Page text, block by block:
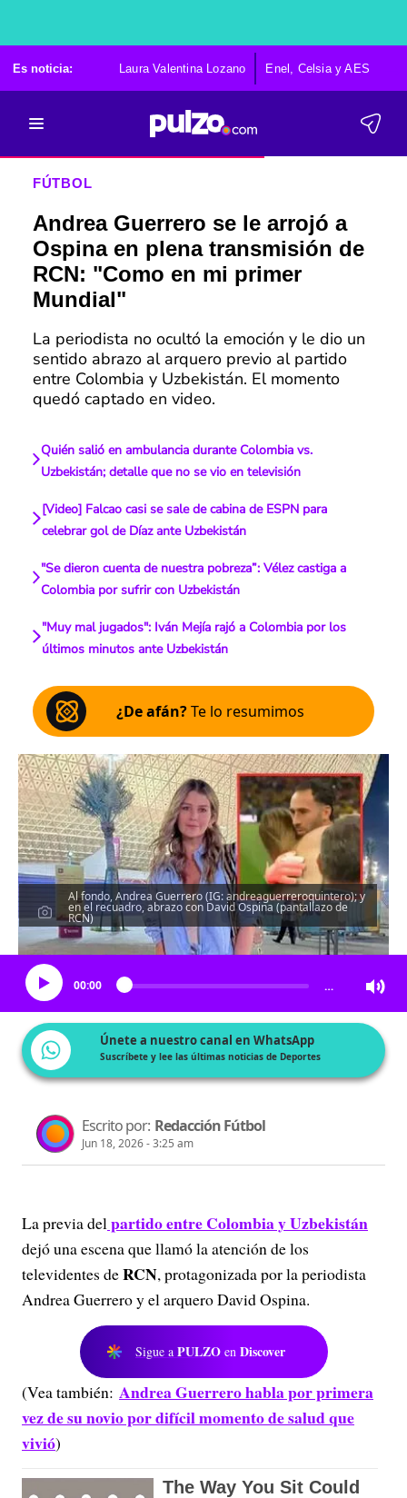
Es noticia: Laura Valentina Lozano Enel, Celsia y AES
FÚTBOL
Andrea Guerrero se le arrojó a
Ospina en plena transmisión de
RCN: "Como en mi primer
Mundial"
La periodista no ocultó la emoción y le dio un
sentido abrazo al arquero previo al partido
entre Colombia y Uzbekistán. El momento
quedó captado en video.
Quién salió en ambulancia durante Colombia vs.
Uzbekistán; detalle que no se vio en televisión
[Video] Falcao casi se sale de cabina de ESPN para
celebrar gol de Díaz ante Uzbekistán
"Se dieron cuenta de nuestra pobreza”: Vélez castiga a
Colombia por sufrir con Uzbekistán
"Muy mal jugados": Iván Mejía rajó a Colombia por los
últimos minutos ante Uzbekistán
¿De afán?Te lo resumimos
Al fondo, Andrea Guerrero (IG: andreaguerreroquintero); y
en el recuadro, abrazo con David Ospina (pantallazo de
RCN)
Escucha el artículo
00:00 …
Únete a nuestro canal en WhatsApp
Suscríbete y lee las últimas noticias de Deportes
Escrito por: Redacción Fútbol
Jun 18, 2026 - 3:25 am
La previa delpartido entre Colombia y Uzbekistán
dejó una escena que llamó la atención de los
televidentes deRCN, protagonizada por la periodista
Andrea Guerrero y el arquero David Ospina.
Sigue a PULZO en Discover
(Vea también: Andrea Guerrero habla por primera
vez de su novio por difícil momento de salud que
vivió)